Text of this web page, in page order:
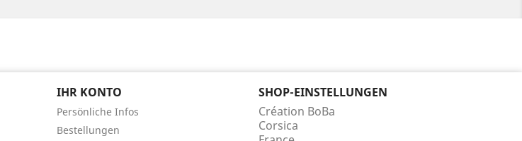
IHR KONTO
Persönliche Infos
Bestellungen
SHOP-EINSTELLUNGEN
Création BoBa
Corsica